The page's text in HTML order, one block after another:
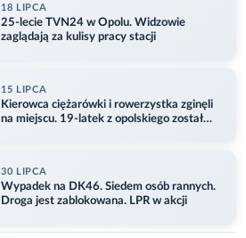
18 LIPCA
25-lecie TVN24 w Opolu. Widzowie
zaglądają za kulisy pracy stacji
15 LIPCA
Kierowca ciężarówki i rowerzystka zginęli
na miejscu. 19-latek z opolskiego został
30 LIPCA
Wypadek na DK46. Siedem osób rannych.
Droga jest zablokowana. LPR w akcji